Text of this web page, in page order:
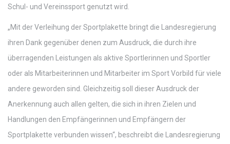
Schul- und Vereinssport genutzt wird.
„Mit der Verleihung der Sportplakette bringt die Landesregierung
ihren Dank gegenüber denen zum Ausdruck, die durch ihre
überragenden Leistungen als aktive Sportlerinnen und Sportler
oder als Mitarbeiterinnen und Mitarbeiter im Sport Vorbild für viele
andere geworden sind. Gleichzeitig soll dieser Ausdruck der
Anerkennung auch allen gelten, die sich in ihren Zielen und
Handlungen den Empfängerinnen und Empfängern der
Sportplakette verbunden wissen“, beschreibt die Landesregierung